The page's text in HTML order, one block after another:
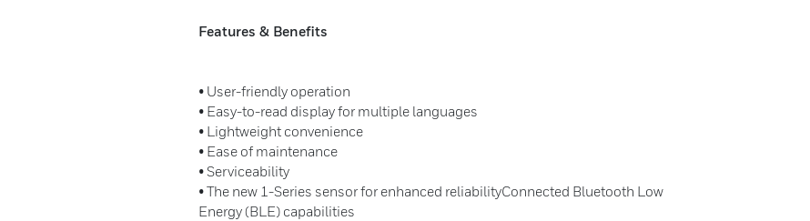
Features & Benefits
• User-friendly operation
• Easy-to-read display for multiple languages
• Lightweight convenience
• Ease of maintenance
• Serviceability
• The new 1-Series sensor for enhanced reliabilityConnected Bluetooth Low
Energy (BLE) capabilities